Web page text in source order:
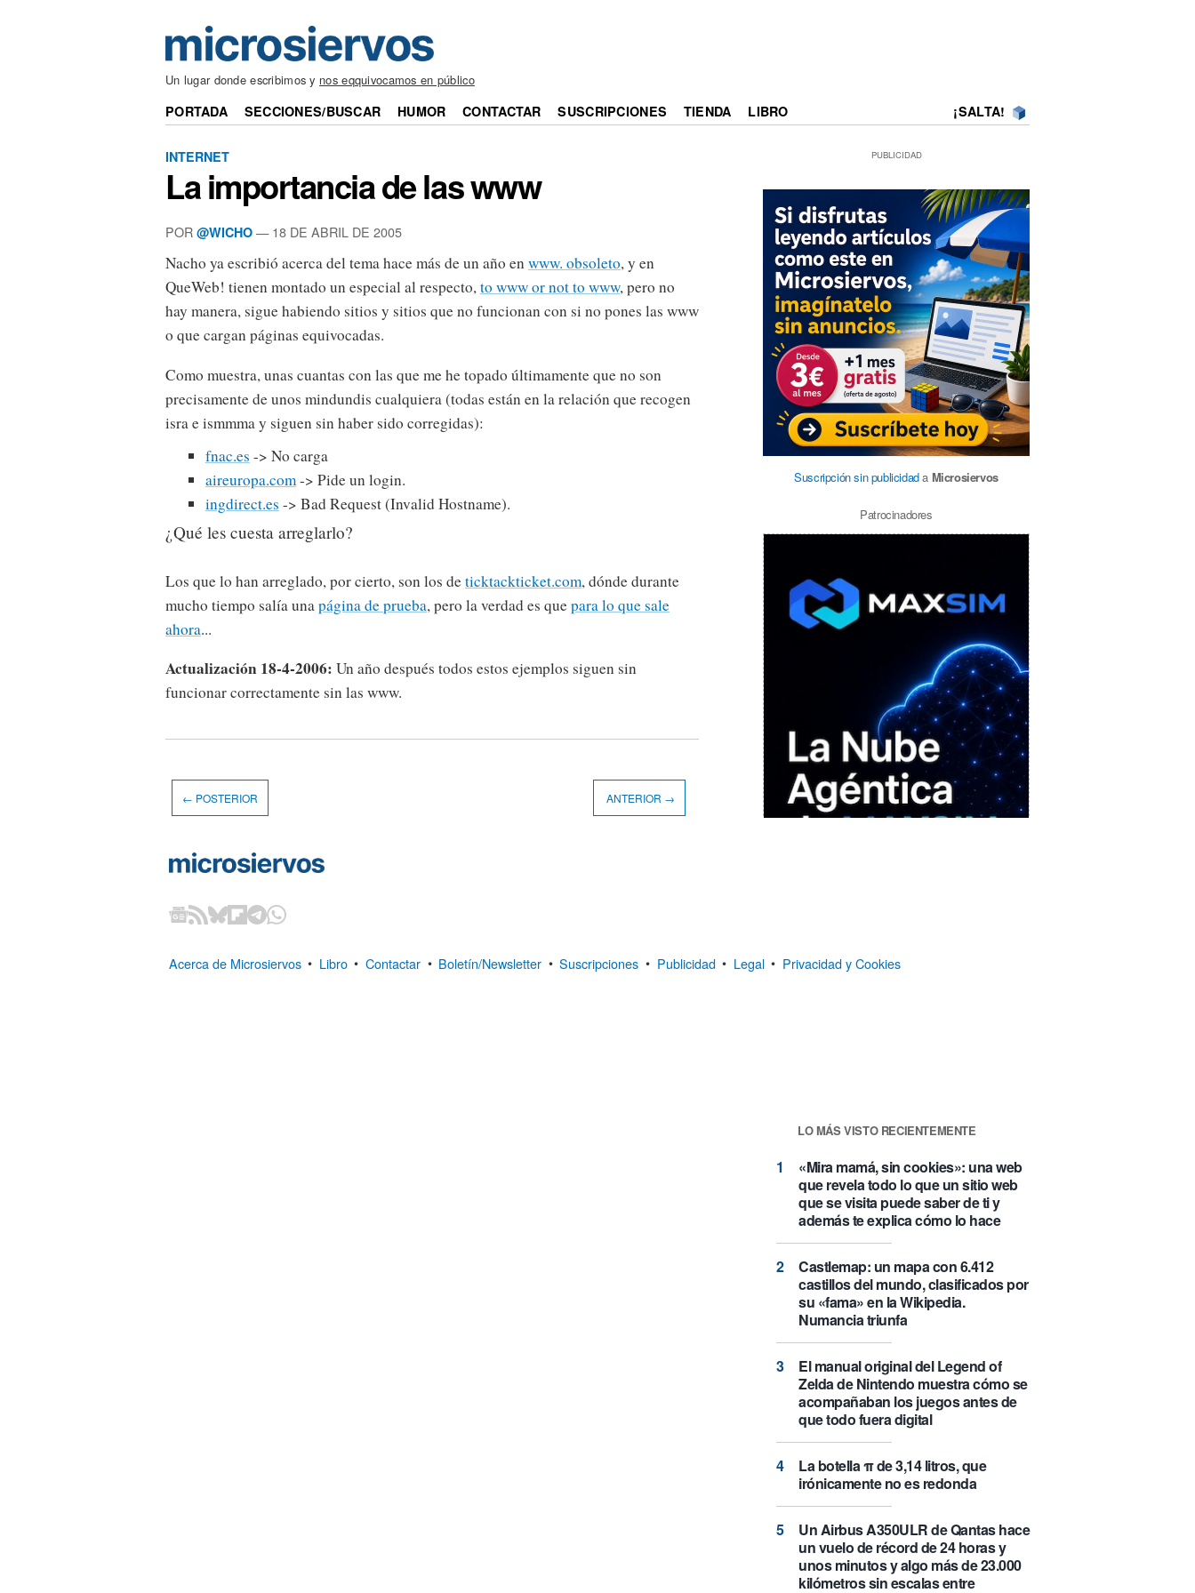
Un lugar donde escribimos y nos eqquivocamos en público
PORTADA SECCIONES/BUSCAR HUMOR CONTACTAR SUSCRIPCIONES TIENDA LIBRO ¡SALTA!
INTERNET
La importancia de las www
POR @WICHO — 18 DE ABRIL DE 2005
Nacho ya escribió acerca del tema hace más de un año enwww. obsoleto, y en
QueWeb! tienen montado un especial al respecto,to www or not to www, pero no
hay manera, sigue habiendo sitios y sitios que no funcionan con si no pones las www
o que cargan páginas equivocadas.
Como muestra, unas cuantas con las que me he topado últimamente que no son
precisamente de unos mindundis cualquiera (todas están en la relación que recogen
isra e ismmma y siguen sin haber sido corregidas):
fnac.es -> No carga
aireuropa.com-> Pide un login.
ingdirect.es -> Bad Request (Invalid Hostname).
¿Qué les cuesta arreglarlo?
Los que lo han arreglado, por cierto, son los deticktackticket.com, dónde durante
mucho tiempo salía unapágina de prueba, pero la verdad es quepara lo que sale
ahora...
Actualización 18-4-2006: Un año después todos estos ejemplos siguen sin
funcionar correctamente sin las www.
PUBLICIDAD
Suscripción sin publicidada Microsiervos
Patrocinadores
LO MÁS VISTO RECIENTEMENTE
«Mira mamá, sin cookies»: una web
que revela todo lo que un sitio web
que se visita puede saber de ti y
además te explica cómo lo hace
Castlemap: un mapa con 6.412
castillos del mundo, clasificados por
su «fama» en la Wikipedia.
Numancia triunfa
El manual original del Legend of
Zelda de Nintendo muestra cómo se
acompañaban los juegos antes de
que todo fuera digital
La botella π de 3,14 litros, que
irónicamente no es redonda
Un Airbus A350ULR de Qantas hace
un vuelo de récord de 24 horas y
unos minutos y algo más de 23.000
kilómetros sin escalas entre
← POSTERIOR ANTERIOR →
Acerca de Microsiervos • Libro • Contactar • Boletín/Newsletter • Suscripciones • Publicidad • Legal • Privacidad y Cookies